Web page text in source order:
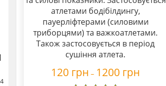
атлетами бодібілдингу,
пауерліфтерами (силовими
триборцями) та важкоатлетами.
Також застосовується в період
сушіння атлета.
120 грн – 1200 грн